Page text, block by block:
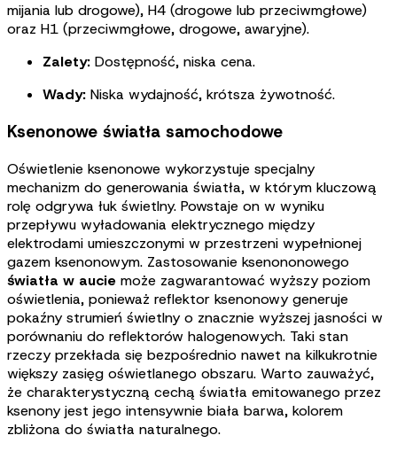
mijania lub drogowe), H4 (drogowe lub przeciwmgłowe)
oraz H1 (przeciwmgłowe, drogowe, awaryjne).
Zalety: Dostępność, niska cena.
Wady: Niska wydajność, krótsza żywotność.
Ksenonowe światła samochodowe
Oświetlenie ksenonowe wykorzystuje specjalny
mechanizm do generowania światła, w którym kluczową
rolę odgrywa łuk świetlny. Powstaje on w wyniku
przepływu wyładowania elektrycznego między
elektrodami umieszczonymi w przestrzeni wypełnionej
gazem ksenonowym. Zastosowanie ksenononowego
światła w aucie może zagwarantować wyższy poziom
oświetlenia, ponieważ reflektor ksenonowy generuje
pokaźny strumień świetlny o znacznie wyższej jasności w
porównaniu do reflektorów halogenowych. Taki stan
rzeczy przekłada się bezpośrednio nawet na kilkukrotnie
większy zasięg oświetlanego obszaru. Warto zauważyć,
że charakterystyczną cechą światła emitowanego przez
ksenony jest jego intensywnie biała barwa, kolorem
zbliżona do światła naturalnego.